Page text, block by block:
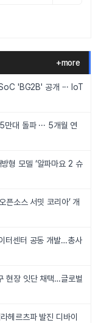
+more
'BG2B' 공개 ··· IoT
대 돌파 ··· 5개월 연
형 모델 ‘알파마요 2 슈
픈소스 서밋 코리아’ 개
터센터 공동 개발…총사
현장 잇단 채택…글로벌
헤르츠파 발진 디바이